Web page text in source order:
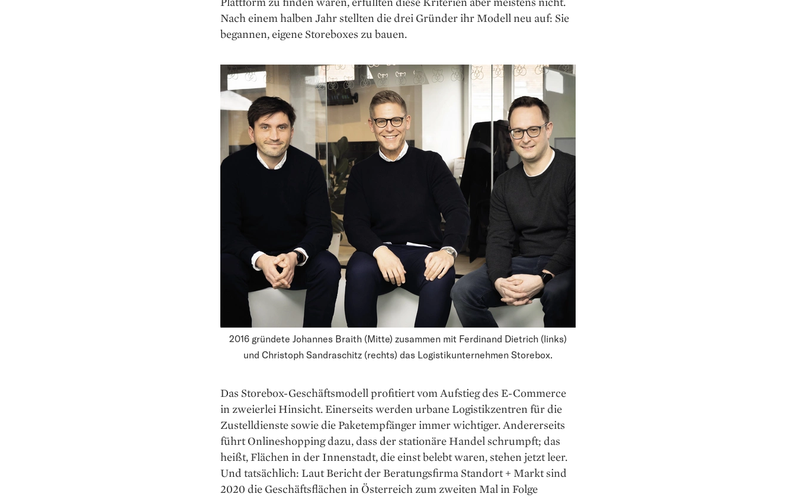
Nach einem halben Jahr stellten die drei Gründer ihr ­Modell neu auf: Sie
begannen, eigene Storeboxes zu bauen.
2016 gründete Johannes Braith (Mitte) zusammen mit Ferdinand Dietrich (links)
und Christoph Sandraschitz (rechts) das Logistikunternehmen Storebox.
Das Storebox-Geschäfts­modell profitiert vom Aufstieg des E-Commerce
in zweierlei Hinsicht. Einer­seits werden urbane Logistik­zentren für die
Zustelldienste sowie die Paket­empfänger immer wichtiger. Andererseits
führt Online­shopping dazu, dass der stationäre Handel schrumpft; das
heißt, Flächen in der Innenstadt, die einst belebt waren, stehen jetzt leer.
Und tatsächlich: Laut Bericht der Beratungs­firma Standort + Markt sind
2020 die Geschäftsflächen in Österreich zum zweiten Mal in Folge